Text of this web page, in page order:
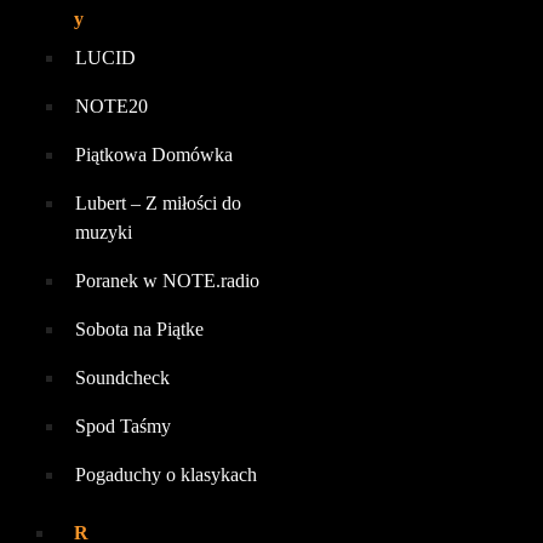
y
LUCID
NOTE20
Piątkowa Domówka
Lubert – Z miłości do
muzyki
Poranek w NOTE.radio
Sobota na Piątke
Soundcheck
Spod Taśmy
Pogaduchy o klasykach
R